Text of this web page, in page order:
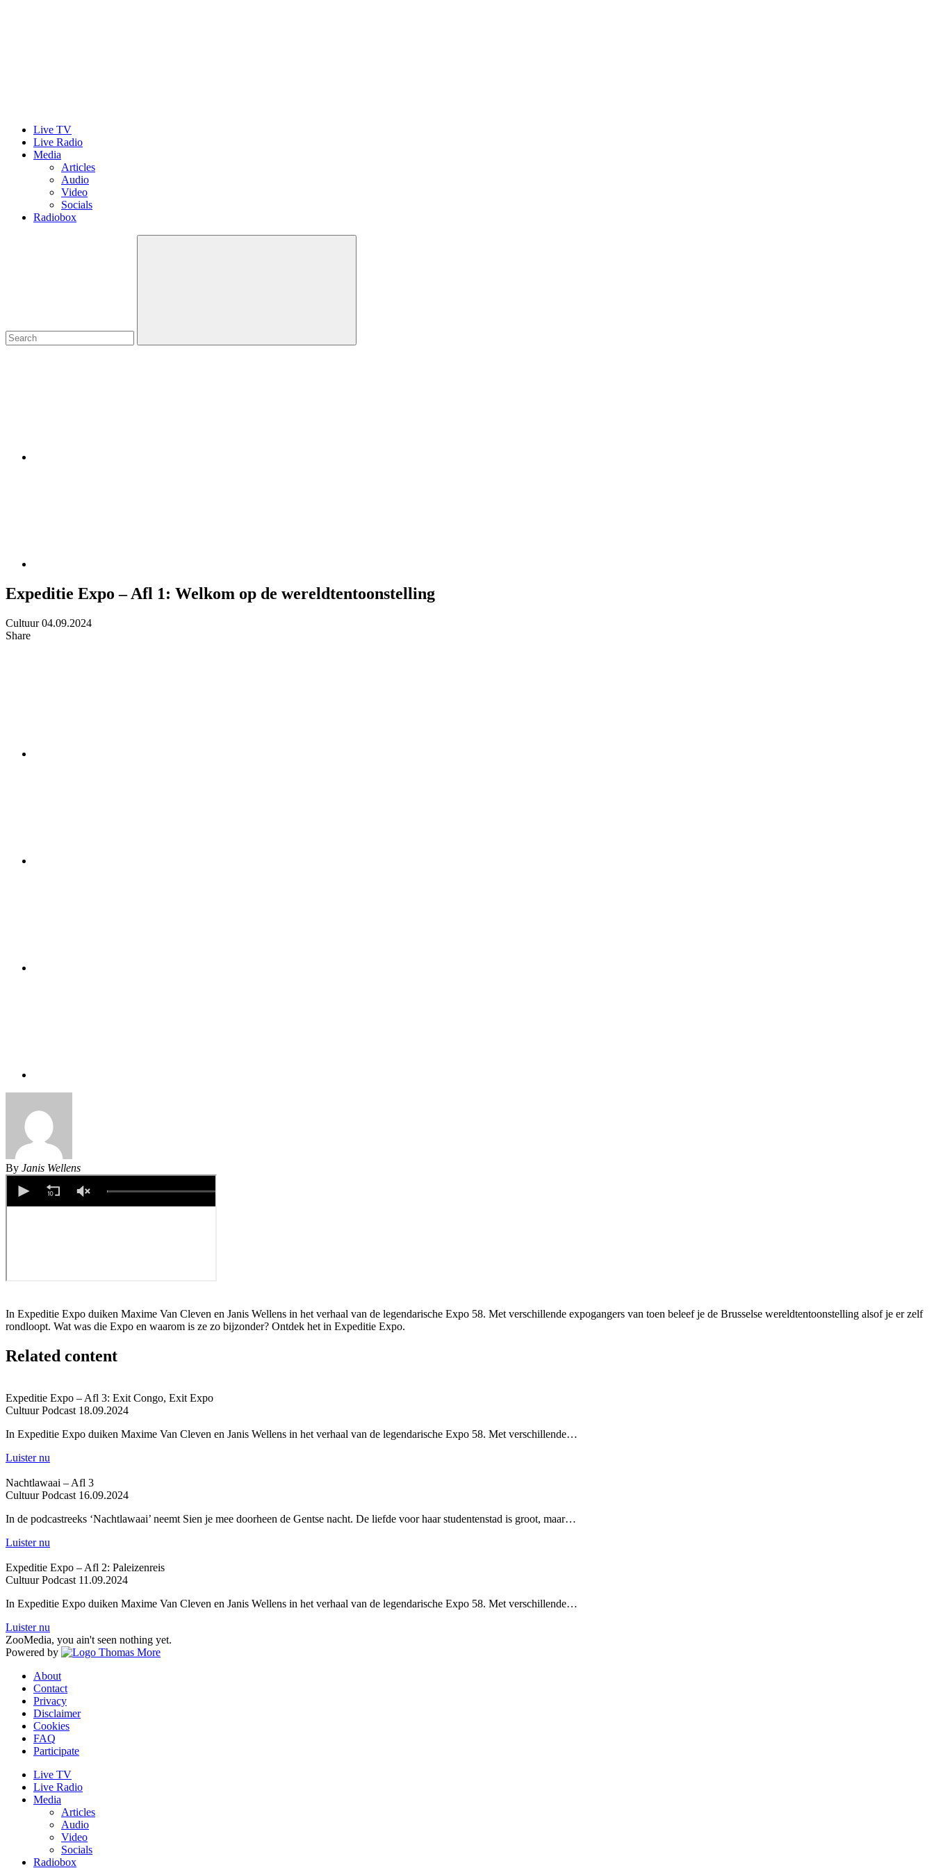
Live TV
Live Radio
Media
Articles
Audio
Video
Socials
Radiobox
Expeditie Expo – Afl 1: Welkom op de wereldtentoonstelling
Cultuur 04.09.2024
Share
By Janis Wellens
In Expeditie Expo duiken Maxime Van Cleven en Janis Wellens in het verhaal van de legendarische Expo 58. Met verschillende expogangers van toen beleef je de Brusselse wereldtentoonstelling alsof je er zelf
rondloopt. Wat was die Expo en waarom is ze zo bijzonder? Ontdek het in Expeditie Expo.
Related content
Expeditie Expo – Afl 3: Exit Congo, Exit Expo
Cultuur Podcast 18.09.2024
In Expeditie Expo duiken Maxime Van Cleven en Janis Wellens in het verhaal van de legendarische Expo 58. Met verschillende…
Luister nu
Nachtlawaai – Afl 3
Cultuur Podcast 16.09.2024
In de podcastreeks ‘Nachtlawaai’ neemt Sien je mee doorheen de Gentse nacht. De liefde voor haar studentenstad is groot, maar…
Luister nu
Expeditie Expo – Afl 2: Paleizenreis
Cultuur Podcast 11.09.2024
In Expeditie Expo duiken Maxime Van Cleven en Janis Wellens in het verhaal van de legendarische Expo 58. Met verschillende…
Luister nu
ZooMedia, you ain't seen nothing yet.
Powered by
About
Contact
Privacy
Disclaimer
Cookies
FAQ
Participate
Live TV
Live Radio
Media
Articles
Audio
Video
Socials
Radiobox